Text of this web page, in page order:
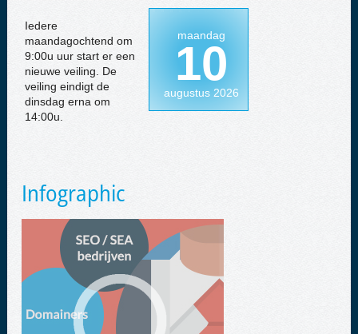
Iedere
maandagochtend om
9:00u uur start er een
nieuwe veiling. De
veiling eindigt de
dinsdag erna om
14:00u.
maandag
10
augustus 2026
Infographic